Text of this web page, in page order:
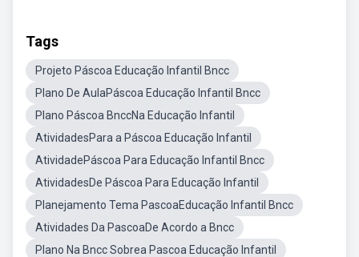
Tags
Projeto Páscoa Educação Infantil Bncc
Plano De AulaPáscoa Educação Infantil Bncc
Plano Páscoa BnccNa Educação Infantil
AtividadesPara a Páscoa Educação Infantil
AtividadePáscoa Para Educação Infantil Bncc
AtividadesDe Páscoa Para Educação Infantil
Planejamento Tema PascoaEducação Infantil Bncc
Atividades Da PascoaDe Acordo a Bncc
Plano Na Bncc Sobrea Pascoa Educação Infantil